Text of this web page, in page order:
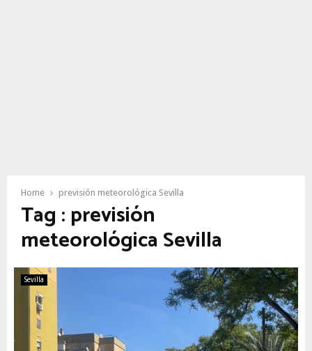
Home previsión meteorológica Sevilla
Tag : previsión
meteorológica Sevilla
Sevilla